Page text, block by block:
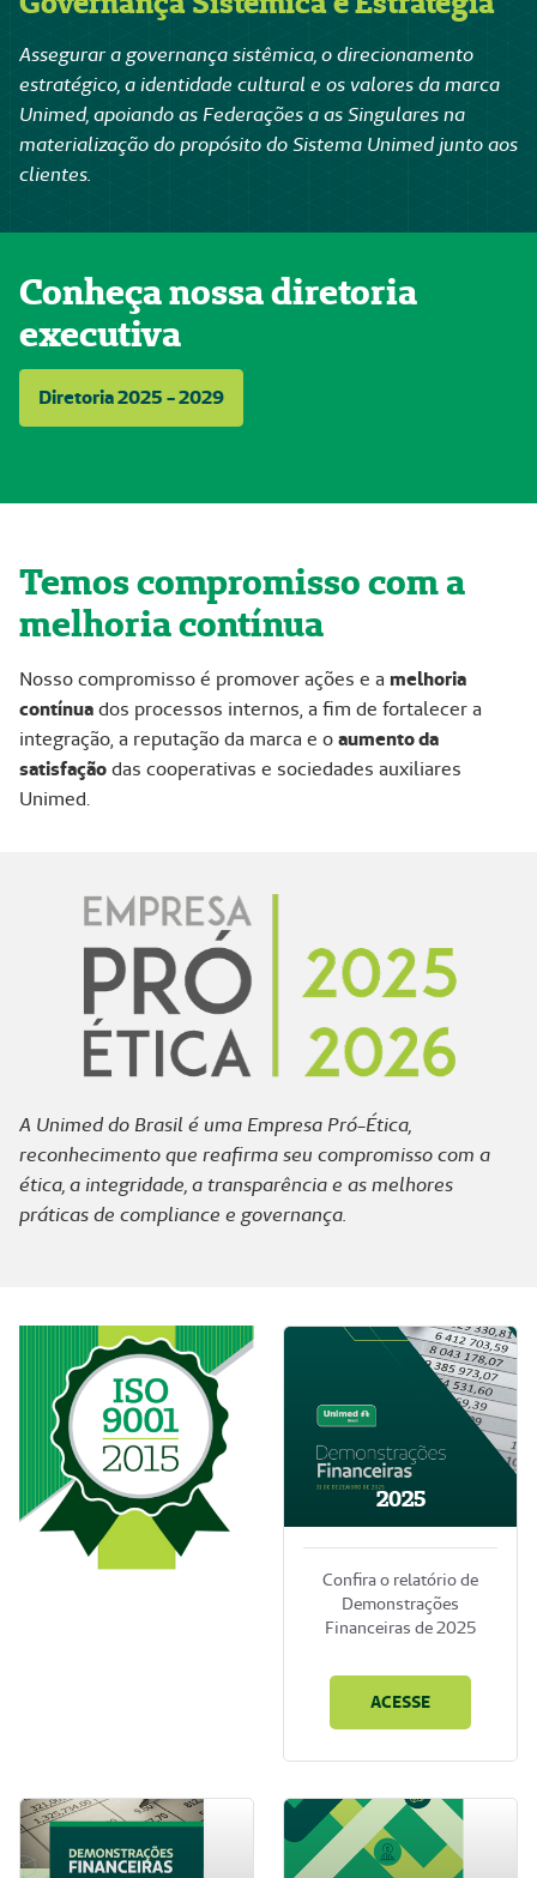
Assegurar a governança sistêmica, o direcionamento
estratégico, a identidade cultural e os valores da marca
Unimed, apoiando as Federações a as Singulares na
materialização do propósito do Sistema Unimed junto aos
clientes.
Conheça nossa diretoria
executiva
Diretoria 2025 - 2029
Temos compromisso com a
melhoria contínua
Nosso compromisso é promover ações e a melhoria
contínuados processos internos, a fim de fortalecer a
integração, a reputação da marca e oaumento da
satisfaçãodas cooperativas e sociedades auxiliares
Unimed.
A Unimed do Brasil é uma Empresa Pró-Ética,
reconhecimento que reafirma seu compromisso com a
ética, a integridade, a transparência e as melhores
práticas de compliance e governança.
2025
Confira o relatório de
Demonstrações
Financeiras de 2025
ACESSE